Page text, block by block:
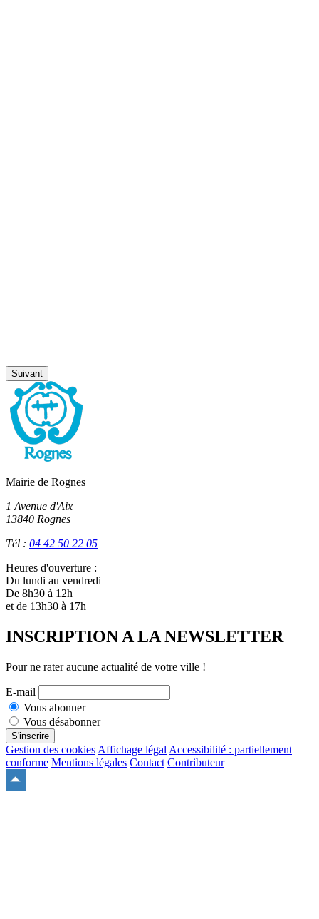
Suivant
Mairie de Rognes
1 Avenue d'Aix
13840 Rognes
Tél : 04 42 50 22 05
Heures d'ouverture :
Du lundi au vendredi
De 8h30 à 12h
et de 13h30 à 17h
INSCRIPTION A LA NEWSLETTER
Pour ne rater aucune actualité de votre ville !
E-mail
Vous abonner
Vous désabonner
S'inscrire
Gestion des cookies Affichage légal Accessibilité : partiellement
conforme Mentions légales Contact Contributeur